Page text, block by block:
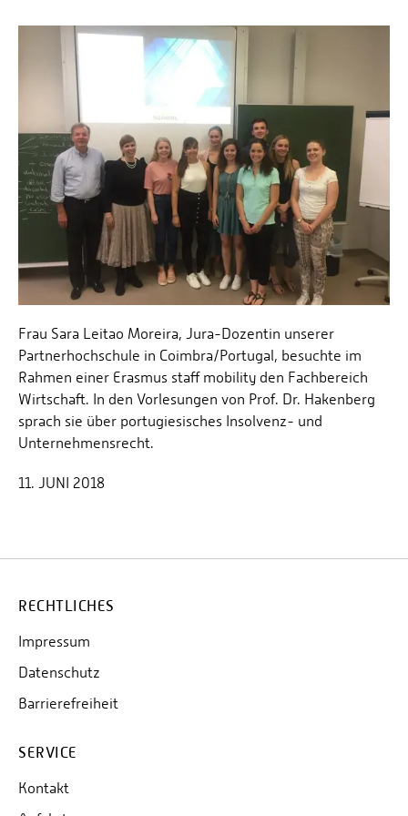
Schwerbehindertenvertretungen
Informationssicherheit
Personalentwicklung
Personensuche
Frau Sara Leitao Moreira, Jura-Dozentin unserer
Partnerhochschule in Coimbra/Portugal, besuchte im
Rahmen einer Erasmus staff mobility den Fachbereich
Wirtschaft. In den Vorlesungen von Prof. Dr. Hakenberg
sprach sie über portugiesisches Insolvenz- und
Unternehmensrecht.
11. JUNI 2018
RECHTLICHES
Impressum
Datenschutz
Barrierefreiheit
SERVICE
Kontakt